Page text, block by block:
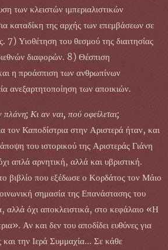
των κλειστών ιμπεριαλιστικών
καταδίκη της αρχής των επεμβάσεων σε
7) Υιοθέτηση του θεσμού της διαιτησίας
διαφορών. 8) Θέσπιση
η προάσπιση των ανθρωπίνων
ανεξαρτητοποίηση των αποικιών.
Κι αν ναι, πού οφείλεται;
τον Καποδίστρια στην Αριστερά ήταν, και
του ιστορικού της Αριστεράς Γιάνη
απλά αρνητική, αλλά και υβριστική.
βιβλίο που εξέδωσε ο Κορδάτος τον Μάιο
σημασία της Επανάστασης του
αλλά όχι αποκλειστικά, στο κεφάλαιο «Η
Αν και δεν του αποδίδει ευθύνες για
και την Ιερά Συμμαχία... Σε κάθε